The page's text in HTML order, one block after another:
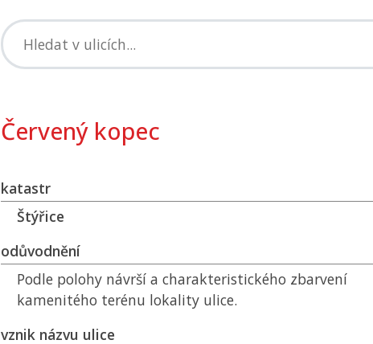
Červený kopec
katastr
Štýřice
odůvodnění
Podle polohy návrší a charakteristického zbarvení
kamenitého terénu lokality ulice.
vznik názvu ulice